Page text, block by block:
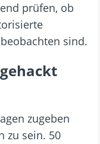
prüfen, ob
sind.
zugeben
zu sein. 50